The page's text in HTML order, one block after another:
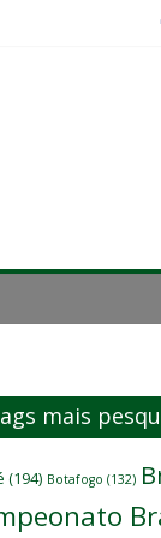
mais
(194) Botafogo (132)